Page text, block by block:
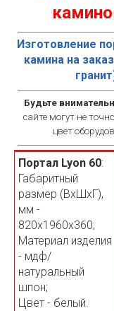
Изготовление
камина на
Будьте
сайте могут не
цвет
Портал Lyon 60:
Габаритный
размер (ВхШхГ),
мм -
820х1960х360;
Материал изделия
- мдф/
натуральный
шпон;
Цвет - белый.